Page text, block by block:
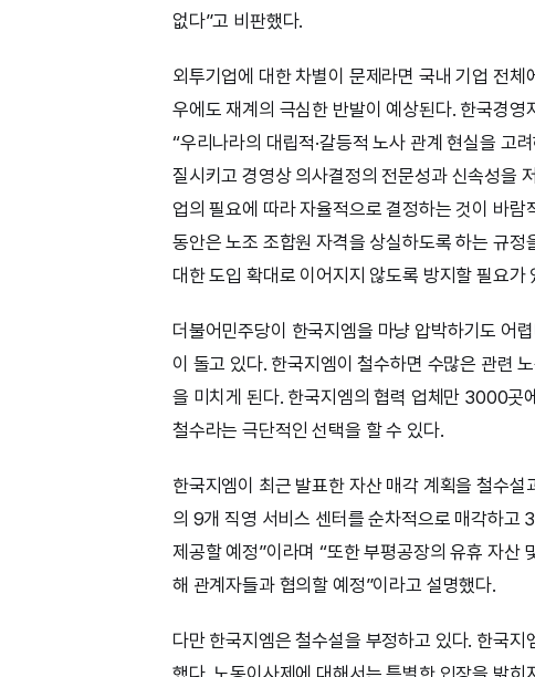
없다”고 비판했다.
외투기업에 대한 차별이 문제라면 국내 기업 전
우에도 재계의 극심한 반발이 예상된다. 한국경
“우리나라의 대립적·갈등적 노사 관계 현실을 고
질시키고 경영상 의사결정의 전문성과 신속성을
업의 필요에 따라 자율적으로 결정하는 것이 바
동안은 노조 조합원 자격을 상실하도록 하는 규
대한 도입 확대로 이어지지 않도록 방지할 필요가
더불어민주당이 한국지엠을 마냥 압박하기도 어
이 돌고 있다. 한국지엠이 철수하면 수많은 관련
을 미치게 된다. 한국지엠의 협력 업체만 3000곳
철수라는 극단적인 선택을 할 수 있다.
한국지엠이 최근 발표한 자산 매각 계획을 철수
의 9개 직영 서비스 센터를 순차적으로 매각하고
제공할 예정”이라며 “또한 부평공장의 유휴 자산
해 관계자들과 협의할 예정”이라고 설명했다.
다만 한국지엠은 철수설을 부정하고 있다. 한국